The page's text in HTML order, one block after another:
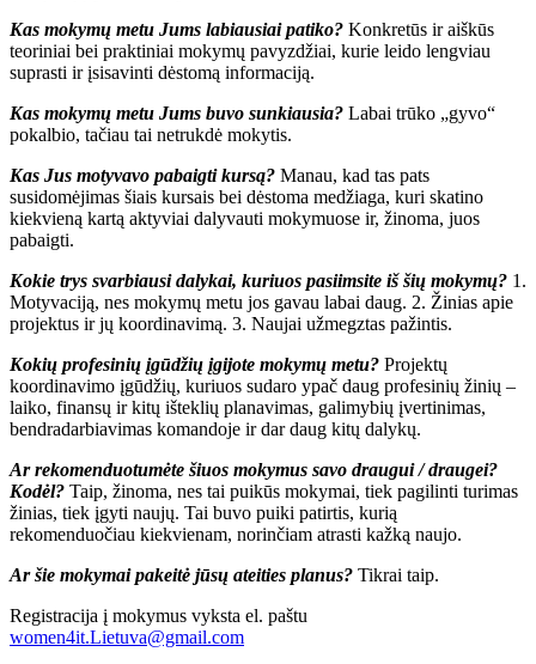
Kas mokymų metu Jums labiausiai patiko? Konkretūs ir aiškūs
teoriniai bei praktiniai mokymų pavyzdžiai, kurie leido lengviau
suprasti ir įsisavinti dėstomą informaciją.
Kas mokymų metu Jums buvo sunkiausia? Labai trūko „gyvo“
pokalbio, tačiau tai netrukdė mokytis.
Kas Jus motyvavo pabaigti kursą? Manau, kad tas pats
susidomėjimas šiais kursais bei dėstoma medžiaga, kuri skatino
kiekvieną kartą aktyviai dalyvauti mokymuose ir, žinoma, juos
pabaigti.
Kokie trys svarbiausi dalykai, kuriuos pasiimsite iš šių mokymų? 1.
Motyvaciją, nes mokymų metu jos gavau labai daug. 2. Žinias apie
projektus ir jų koordinavimą. 3. Naujai užmegztas pažintis.
Kokių profesinių įgūdžių įgijote mokymų metu? Projektų
koordinavimo įgūdžių, kuriuos sudaro ypač daug profesinių žinių –
laiko, finansų ir kitų išteklių planavimas, galimybių įvertinimas,
bendradarbiavimas komandoje ir dar daug kitų dalykų.
Ar rekomenduotumėte šiuos mokymus savo draugui / draugei?
Kodėl? Taip, žinoma, nes tai puikūs mokymai, tiek pagilinti turimas
žinias, tiek įgyti naujų. Tai buvo puiki patirtis, kurią
rekomenduočiau kiekvienam, norinčiam atrasti kažką naujo.
Ar šie mokymai pakeitė jūsų ateities planus? Tikrai taip.
Registracija į mokymus vyksta el. paštu
women4it.Lietuva@gmail.com